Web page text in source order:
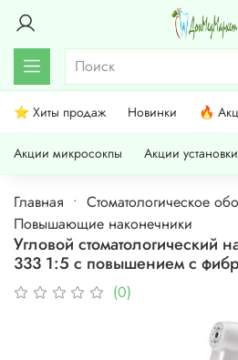
⭐ Хиты продаж Новинки 🔥
Акции микросокпы Акции установки
Главная Стоматологическое
Повышающие наконечники
Угловой стоматологический
333 1:5 с повышением с
(0)